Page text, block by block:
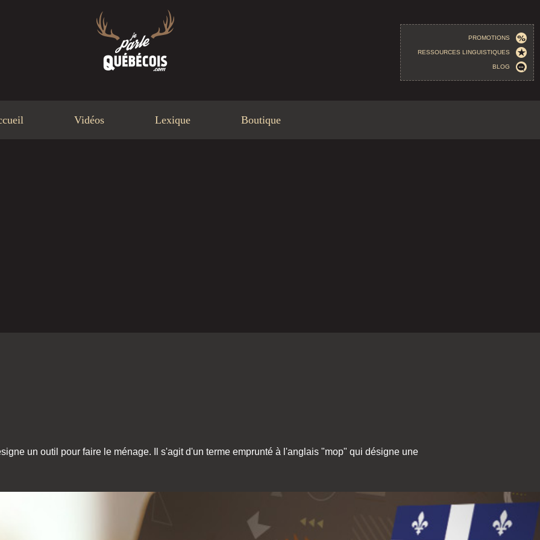
PROMOTIONS
RESSOURCES LINGUISTIQUES
BLOG
Vidéos Lexique Boutique
un outil pour faire le ménage. Il s'agit d'un terme emprunté à l'anglais "mop" qui désigne une